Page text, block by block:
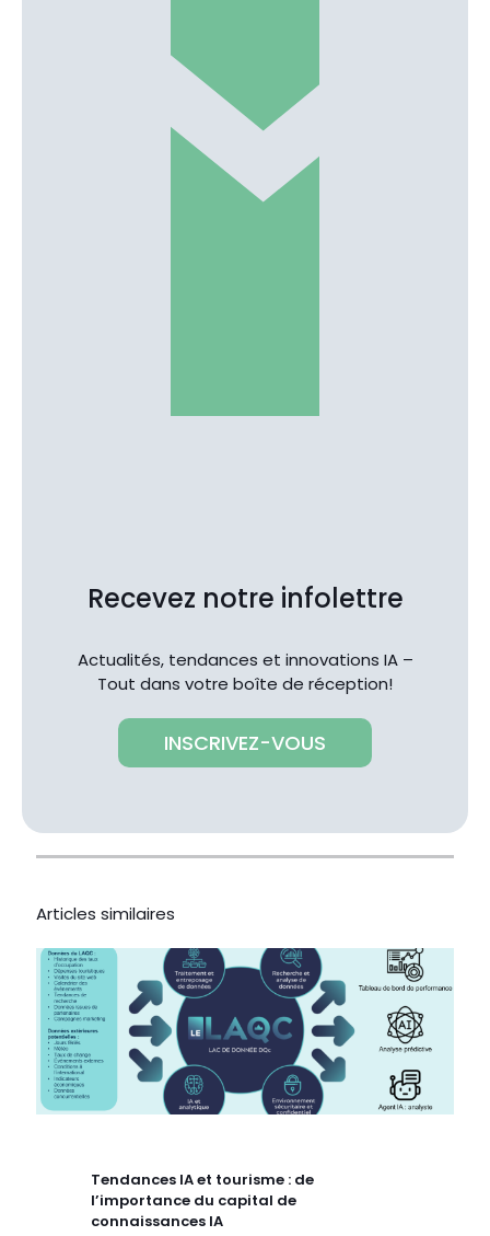
Recevez notre infolettre
Actualités, tendances et innovations IA –
Tout dans votre boîte de réception!
INSCRIVEZ-VOUS
Articles similaires
Tendances IA et tourisme : de
l’importance du capital de
connaissances IA